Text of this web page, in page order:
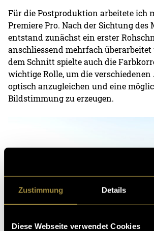
Zustimmung Details
Diese Webseite verwendet Cookies
Für die Postproduktion arbeitete ich
Premiere Pro. Nach der Sichtung des
entstand zunächst ein erster
anschliessend mehrfach überarbeitet
dem Schnitt spielte auch die
wichtige Rolle, um die
optisch anzugleichen und eine
Bildstimmung zu erzeugen.